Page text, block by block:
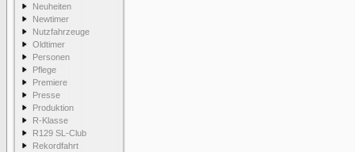
Neuheiten
Newtimer
Nutzfahrzeuge
Oldtimer
Personen
Pflege
Premiere
Presse
Produktion
R-Klasse
R129 SL-Club
Rekordfahrt